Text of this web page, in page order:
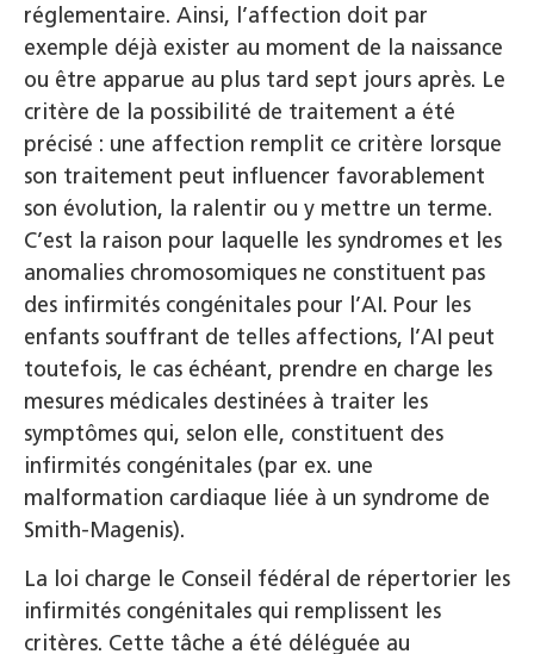
réglementaire. Ainsi, l’affection doit par
exemple déjà exister au moment de la naissance
ou être apparue au plus tard sept jours après. Le
critère de la possibilité de traitement a été
précisé : une affection remplit ce critère lorsque
son traitement peut influencer favorablement
son évolution, la ralentir ou y mettre un terme.
C’est la raison pour laquelle les syndromes et les
anomalies chromosomiques ne constituent pas
des infirmités congénitales pour l’AI. Pour les
enfants souffrant de telles affections, l’AI peut
toutefois, le cas échéant, prendre en charge les
mesures médicales destinées à traiter les
symptômes qui, selon elle, constituent des
infirmités congénitales (par ex. une
malformation cardiaque liée à un syndrome de
Smith-Magenis).
La loi charge le Conseil fédéral de répertorier les
infirmités congénitales qui remplissent les
critères. Cette tâche a été déléguée au